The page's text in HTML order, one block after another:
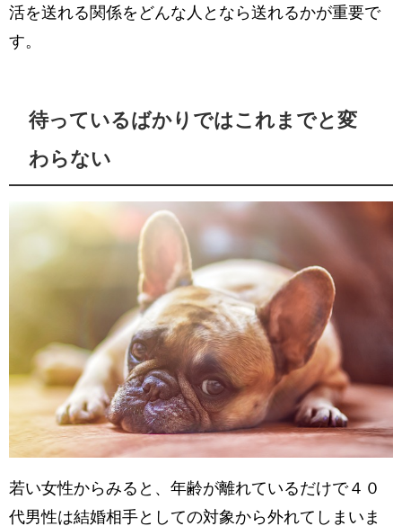
活を送れる関係をどんな人となら送れるかが重要で
す。
待っているばかりではこれまでと変
わらない
若い女性からみると、年齢が離れているだけで４０
代男性は結婚相手としての対象から外れてしまいま